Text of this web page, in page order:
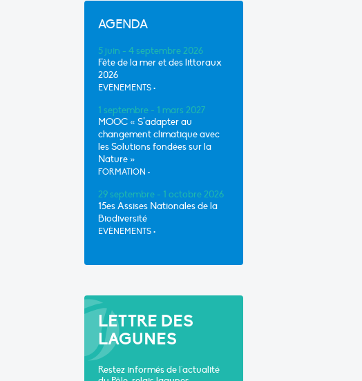
AGENDA
5 juin - 4 septembre 2026
Fête de la mer et des littoraux
2026
EVÈNEMENTS •
1 septembre - 1 mars 2027
MOOC « S’adapter au
changement climatique avec
les Solutions fondées sur la
Nature »
FORMATION •
29 septembre - 1 octobre 2026
15es Assises Nationales de la
Biodiversité
EVÈNEMENTS •
LETTRE DES
LAGUNES
Restez informés de l'actualité